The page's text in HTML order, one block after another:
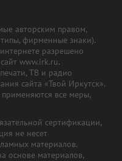
авторским правом,
фирменные знаки).
разрешено
www.irk.ru.
ТВ и радио
сайта «Твой Иркутск».
все меры,
сертификации,
не несет
материалов.
основе материалов,